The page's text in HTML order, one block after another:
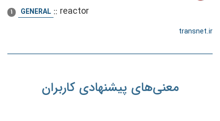
1 GENERAL :: reactor
transnet.ir
معنی‌های پیشنهادی کاربران